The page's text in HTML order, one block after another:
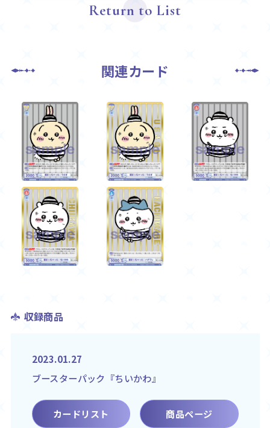
Return to List
関連カード
収録商品
2023.01.27
ブースターパック『ちいかわ』
カードリスト 商品ページ